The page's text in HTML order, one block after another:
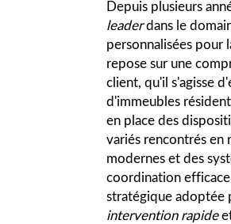
Depuis plusieurs
leaderdans le
personnalisées pour
repose sur une
client, qu'il s'agisse
d'immeubles
en place des
variés rencontrés en
modernes et des
coordination
stratégique adoptée
intervention rapide